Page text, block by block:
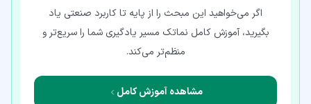
اگر می‌خواهید این مبحث را از پایه تا کاربرد صنعتی یاد
بگیرید، آموزش کامل نماتک مسیر یادگیری شما را سریع‌تر و
منظم‌تر می‌کند.
مشاهده آموزش کامل